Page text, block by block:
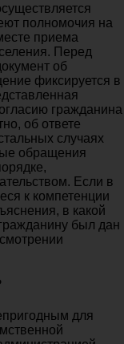
полномочия на
приема
Перед
об
фиксируется в
гражданина
об ответе
случаях
обращения
Если в
к компетенции
в какой
был дан
для